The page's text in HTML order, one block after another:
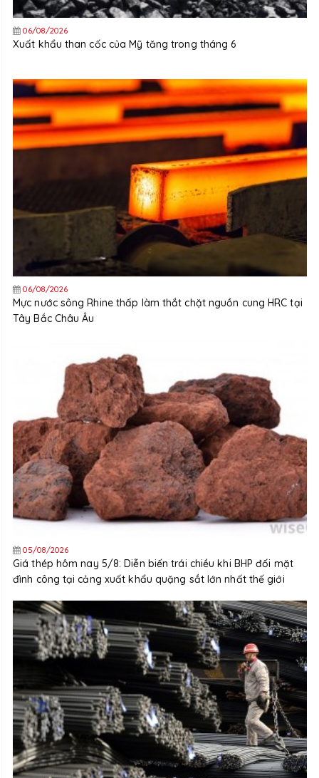
06/08/2026
Xuất khẩu than cốc của Mỹ tăng trong tháng 6
06/08/2026
Mực nước sông Rhine thấp làm thắt chặt nguồn cung HRC tại
Tây Bắc Châu Âu
05/08/2026
Giá thép hôm nay 5/8: Diễn biến trái chiều khi BHP đối mặt
đình công tại cảng xuất khẩu quặng sắt lớn nhất thế giới